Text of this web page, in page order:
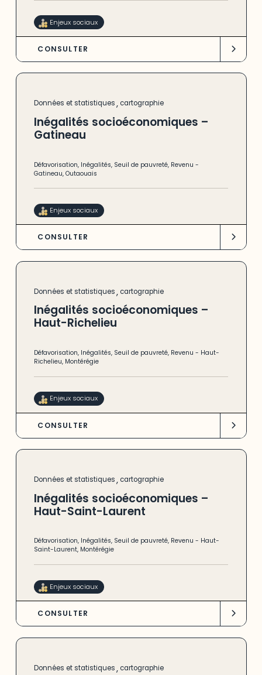
Enjeux sociaux
CONSULTER
Données et statistiques, cartographie
Inégalités socioéconomiques –
Gatineau
Défavorisation, Inégalités, Seuil de pauvreté, Revenu -
Gatineau,Outaouais
Enjeux sociaux
CONSULTER
Données et statistiques, cartographie
Inégalités socioéconomiques –
Haut-Richelieu
Défavorisation, Inégalités, Seuil de pauvreté, Revenu - Haut-
Richelieu, Montérégie
Enjeux sociaux
CONSULTER
Données et statistiques, cartographie
Inégalités socioéconomiques –
Haut-Saint-Laurent
Défavorisation, Inégalités, Seuil de pauvreté, Revenu - Haut-
Saint-Laurent, Montérégie
Enjeux sociaux
CONSULTER
Données et statistiques, cartographie